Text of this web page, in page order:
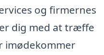
og firmernes
dig med at træffe
imødekommer